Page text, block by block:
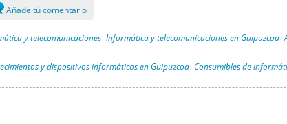
Añade tú comentario
y telecomunicaciones , Informática y telecomunicaciones en Guipuzcoa ,
y dispositivos informáticos en Guipuzcoa , Consumibles de